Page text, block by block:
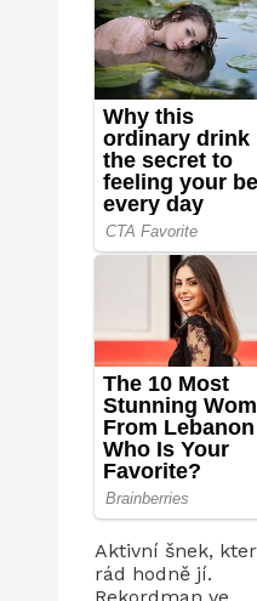
Aktivní šnek,
rád hodně jí.